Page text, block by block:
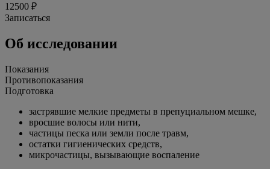
12500 ₽
Записаться
Об исследовании
Показания
Противопоказания
Подготовка
застрявшие мелкие предметы в препуциальном мешке,
вросшие волосы или нити,
частицы песка или земли после травм,
остатки гигиенических средств,
микрочастицы, вызывающие воспаление